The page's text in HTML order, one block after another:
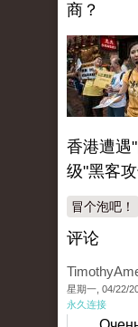
商？
香港遭遇
级"黑客
冒个泡吧！
评论
星期一, 04/22/
永久连接